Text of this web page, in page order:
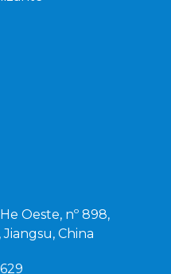
Oeste, nº 898,
China